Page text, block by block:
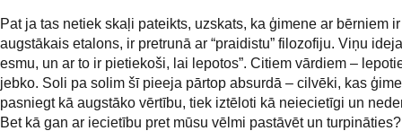
Pat ja tas netiek skaļi pateikts, uzskats, ka ģimene ar bērniem ir
augstākais etalons, ir pretrunā ar “praidistu” filozofiju. Viņu
esmu, un ar to ir pietiekoši, lai lepotos”. Citiem vārdiem –
jebko. Soli pa solim šī pieeja pārtop absurdā – cilvēki, kas
pasniegt kā augstāko vērtību, tiek iztēloti kā neiecietīgi un
Bet kā gan ar iecietību pret mūsu vēlmi pastāvēt un